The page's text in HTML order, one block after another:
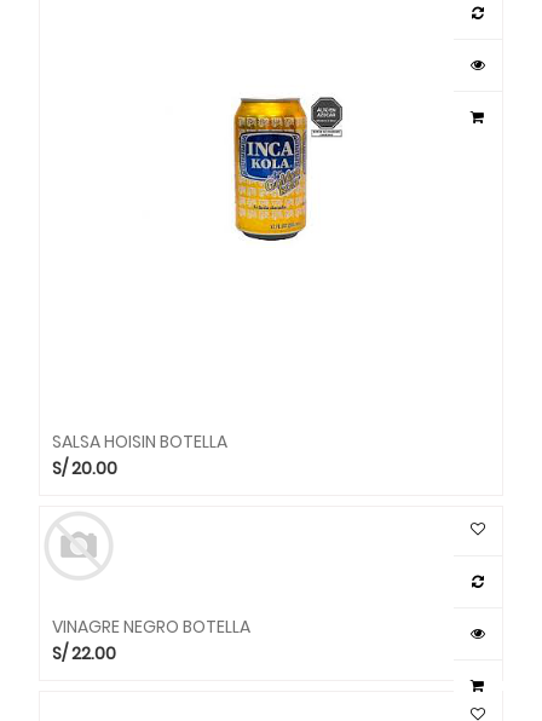
SALSA HOISIN BOTELLA
S/20.00
VINAGRE NEGRO BOTELLA
S/22.00